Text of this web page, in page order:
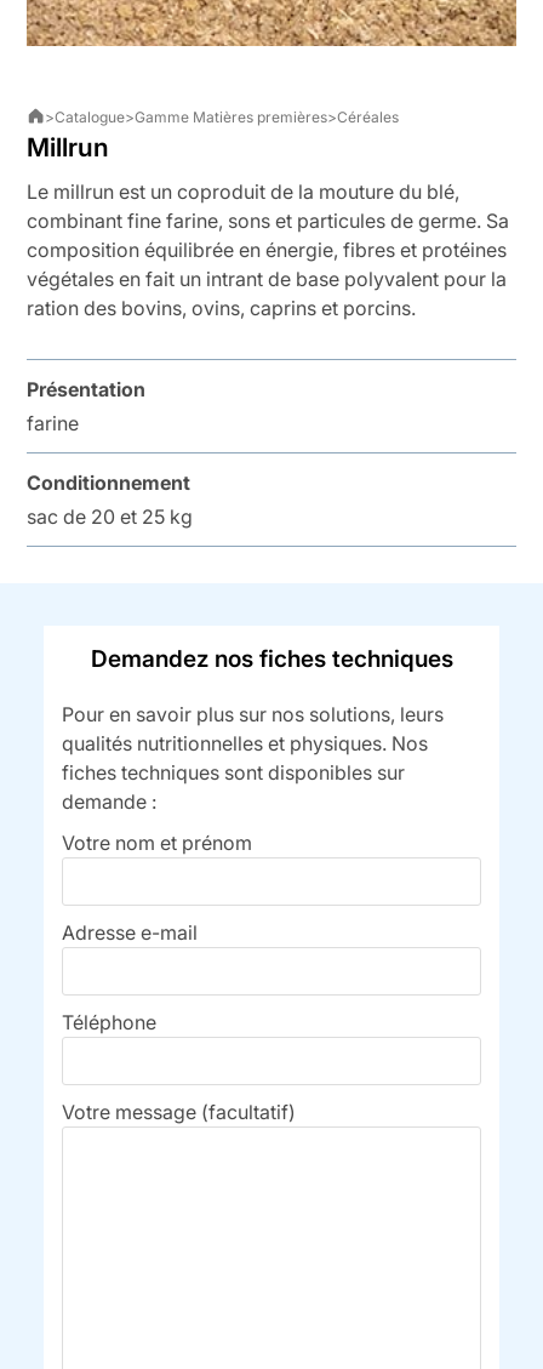
>Catalogue>Gamme Matières premières>Céréales
Millrun
Le millrun est un coproduit de la mouture du blé,
combinant fine farine, sons et particules de germe. Sa
composition équilibrée en énergie, fibres et protéines
végétales en fait un intrant de base polyvalent pour la
ration des bovins, ovins, caprins et porcins.
Présentation
farine
Conditionnement
sac de 20 et 25 kg
Demandez nos fiches techniques
Pour en savoir plus sur nos solutions, leurs
qualités nutritionnelles et physiques. Nos
fiches techniques sont disponibles sur
demande :
Votre nom et prénom
Adresse e-mail
Téléphone
Votre message (facultatif)